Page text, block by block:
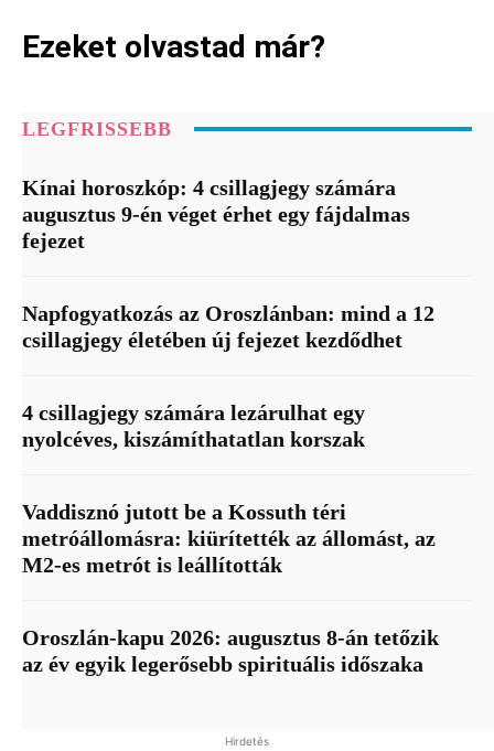
Ezeket olvastad már?
LEGFRISSEBB
Kínai horoszkóp: 4 csillagjegy számára
augusztus 9-én véget érhet egy fájdalmas
fejezet
Napfogyatkozás az Oroszlánban: mind a 12
csillagjegy életében új fejezet kezdődhet
4 csillagjegy számára lezárulhat egy
nyolcéves, kiszámíthatatlan korszak
Vaddisznó jutott be a Kossuth téri
metróállomásra: kiürítették az állomást, az
M2-es metrót is leállították
Oroszlán-kapu 2026: augusztus 8-án tetőzik
az év egyik legerősebb spirituális időszaka
Hirdetés